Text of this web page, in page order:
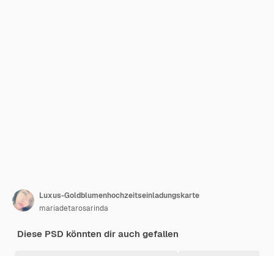
Luxus-Goldblumenhochzeitseinladungskarte
mariadetarosarinda
Diese PSD könnten dir auch gefallen